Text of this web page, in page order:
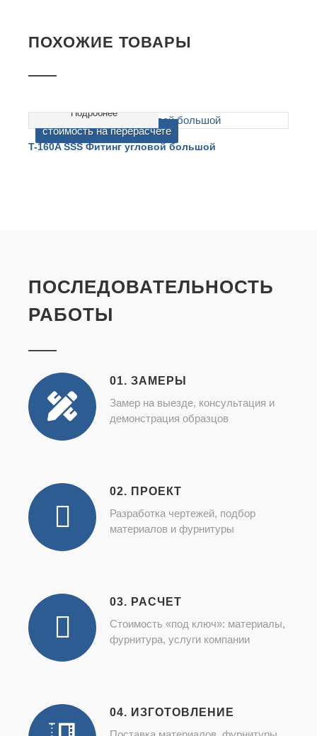
ПОХОЖИЕ ТОВАРЫ
cтоимость на перерасчете
Подробнее
T-160A SSS Фитинг угловой большой
ПОСЛЕДОВАТЕЛЬНОСТЬ
РАБОТЫ
01. ЗАМЕРЫ
Замер на выезде, консультация и
демонстрация образцов
02. ПРОЕКТ
Разработка чертежей, подбор
материалов и фурнитуры
03. РАСЧЕТ
Стоимость «под ключ»: материалы,
фурнитура, услуги компании
04. ИЗГОТОВЛЕНИЕ